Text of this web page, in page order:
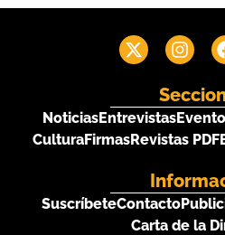
NoticiasEntrevistas
CulturaFirmasRevistas PDF
SuscríbeteContacto
Carta de la